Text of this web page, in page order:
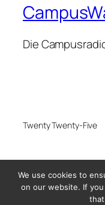
Die
Twenty Twenty-Five
We use cookies to
on our website. If